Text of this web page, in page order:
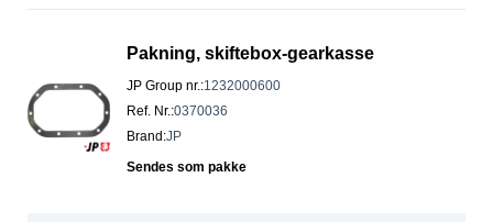
Pakning, skiftebox-gearkasse
JP Group nr.:1232000600
Ref. Nr.:0370036
Brand :JP
Sendes som pakke